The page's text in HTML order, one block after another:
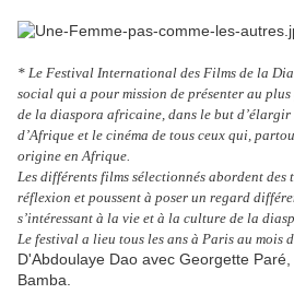
* Le Festival International des Films de la
social qui a pour mission de présenter au
de la diaspora africaine, dans le but d’élargir
d’Afrique et le cinéma de tous ceux qui,
origine en Afrique.
Les différents films sélectionnés abordent des
réflexion et poussent à poser un regard
s’intéressant à la vie et à la culture de la
Le festival a lieu tous les ans à Paris au mois
D'Abdoulaye Dao avec Georgette
Bamba.